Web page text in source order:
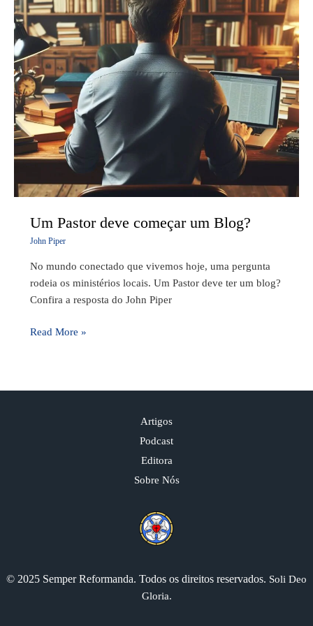
Um Pastor deve começar um Blog?
John Piper
No mundo conectado que vivemos hoje, uma pergunta
rodeia os ministérios locais. Um Pastor deve ter um blog?
Confira a resposta do John Piper
Blog?
Read More »
Artigos
Podcast
Editora
Sobre Nós
© 2025 Semper Reformanda. Todos os direitos reservados. Soli Deo
Gloria.